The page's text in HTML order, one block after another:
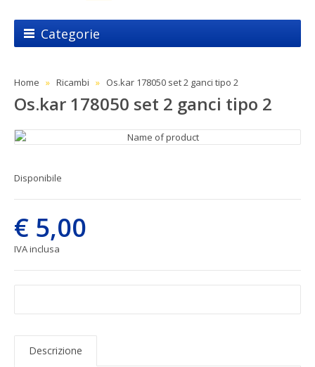
Categorie
Home Ricambi Os.kar 178050 set 2 ganci tipo 2
Os.kar 178050 set 2 ganci tipo 2
Disponibile
€ 5,00
IVA inclusa
Descrizione